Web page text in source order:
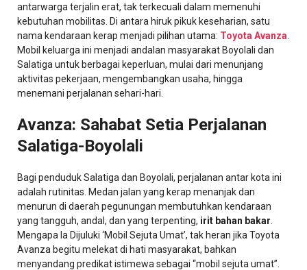
antarwarga terjalin erat, tak terkecuali dalam memenuhi
kebutuhan mobilitas. Di antara hiruk pikuk keseharian, satu
nama kendaraan kerap menjadi pilihan utama: Toyota Avanza
Mobil keluarga ini menjadi andalan masyarakat Boyolali dan
Salatiga untuk berbagai keperluan, mulai dari menunjang
aktivitas pekerjaan, mengembangkan usaha, hingga
menemani perjalanan sehari-hari.
Avanza: Sahabat Setia Perjalanan
Salatiga-Boyolali
Bagi penduduk Salatiga dan Boyolali, perjalanan antar kota ini
adalah rutinitas. Medan jalan yang kerap menanjak dan
menurun di daerah pegunungan membutuhkan kendaraan
yang tangguh, andal, dan yang terpenting, irit bahan bakar
Mengapa Ia Dijuluki ‘Mobil Sejuta Umat’, tak heran jika Toyota
Avanza begitu melekat di hati masyarakat, bahkan
menyandang predikat istimewa sebagai “mobil sejuta umat”.